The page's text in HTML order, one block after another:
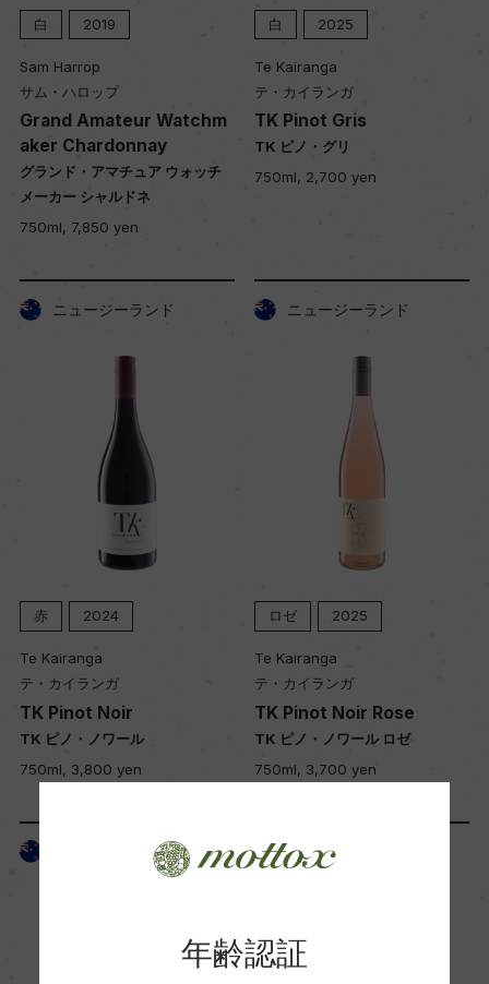
白 2019
Sam Harrop
サム・ハロップ
Grand Amateur Watchm
aker Chardonnay
グランド・アマチュア ウォッチ
メーカー シャルドネ
750ml, 7,850 yen
白 2025
Te Kairanga
テ・カイランガ
TK Pinot Gris
TK ピノ・グリ
750ml, 2,700 yen
ニュージーランド
赤 2024
Te Kairanga
テ・カイランガ
TK Pinot Noir
TK ピノ・ノワール
750ml, 3,800 yen
ニュージーランド
ロゼ 2025
Te Kairanga
テ・カイランガ
TK Pinot Noir Rose
TK ピノ・ノワール ロゼ
750ml, 3,700 yen
ニュージーランド ニュージーランド
年齢認証